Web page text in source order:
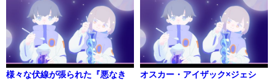
様々な伏線が張られた『悪なき
オスカー・アイザック×ジェシ